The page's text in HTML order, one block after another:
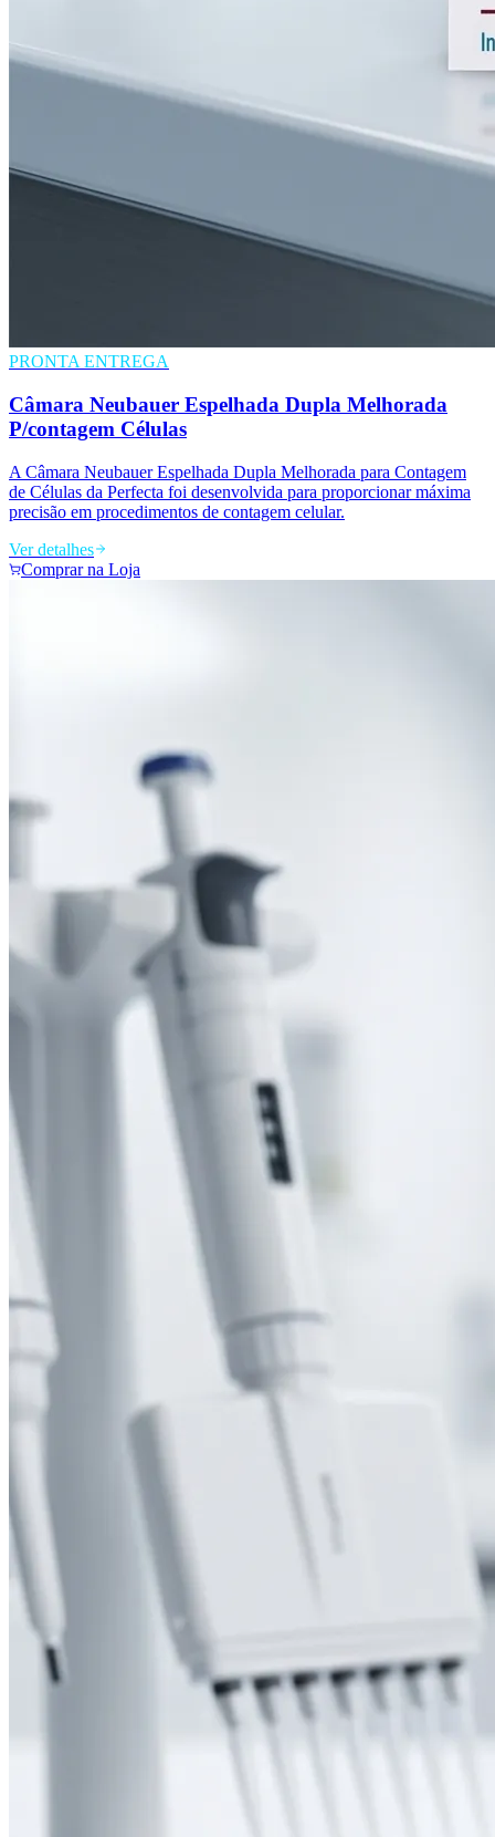
PRONTA ENTREGA
Câmara Neubauer Espelhada Dupla Melhorada
P/contagem Células
A Câmara Neubauer Espelhada Dupla Melhorada para Contagem
de Células da Perfecta foi desenvolvida para proporcionar máxima
precisão em procedimentos de contagem celular.
Ver detalhes
Comprar na Loja